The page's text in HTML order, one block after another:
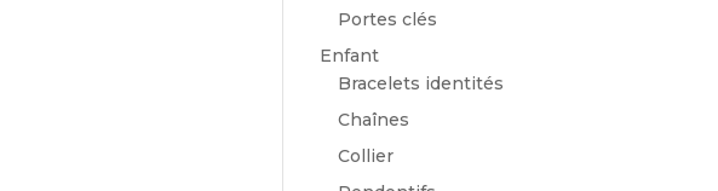
Portes clés
Enfant
Bracelets identités
Chaînes
Collier